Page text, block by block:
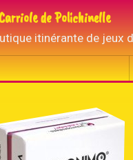
de Polichinelle
itinérante de jeux